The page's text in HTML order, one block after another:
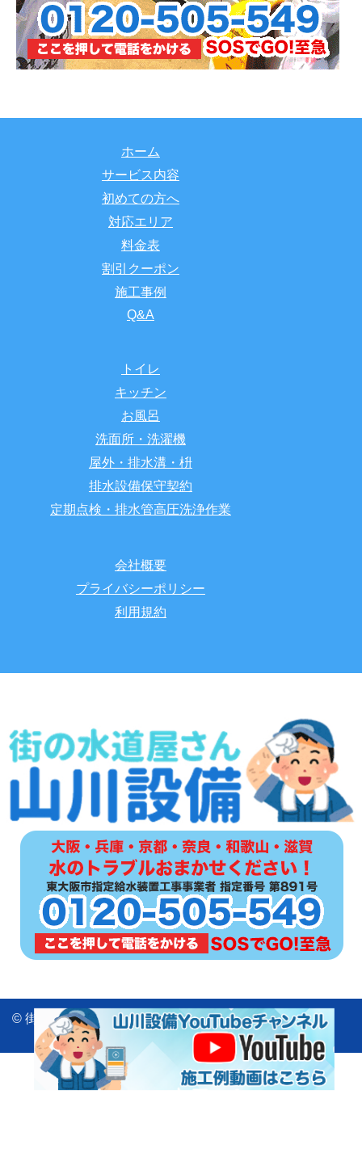
ホーム
サービス内容
初めての方へ
対応エリア
料金表
割引クーポン
施工事例
Q&A
トイレ
キッチン
お風呂
洗面所・洗濯機
屋外・排水溝・枡
排水設備保守契約
定期点検・排水管高圧洗浄作業
会社概要
プライバシーポリシー
利用規約
© 街の水道屋さん 山川設備